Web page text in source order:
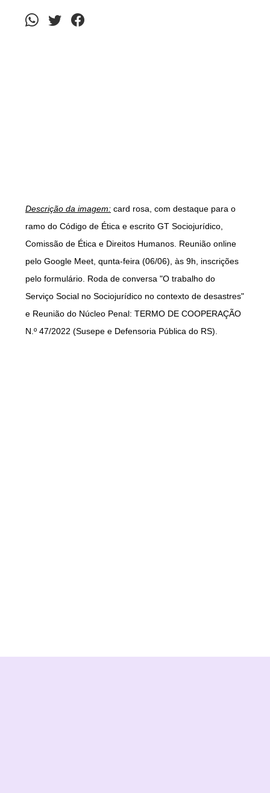
Descrição da imagem: card rosa, com destaque para o
ramo do Código de Ética e escrito GT Sociojurídico,
Comissão de Ética e Direitos Humanos. Reunião online
pelo Google Meet, qunta-feira (06/06), às 9h, inscrições
pelo formulário. Roda de conversa "O trabalho do
Serviço Social no Sociojurídico no contexto de desastres"
e Reunião do Núcleo Penal: TERMO DE COOPERAÇÃO
N.º 47/2022 (Susepe e Defensoria Pública do RS).